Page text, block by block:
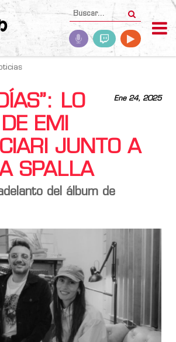
Ene 24, 2025
LO
EMI
JUNTO A
SPALLA
del álbum de